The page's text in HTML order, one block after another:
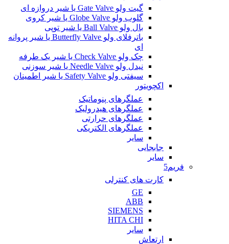
گیت ولو Gate Valve یا شیر دروازه ای
گلوب ولو Globe Valve یا شیر کروی
بال ولو Ball Valve یا شیر توپی
باترفلای ولو Butterfly Valve یا شیر پروانه
ای
چک ولو Check Valve یا شیر یک طرفه
نیدل ولو Needle Valve یا شیر سوزنی
سیفتی ولو Safety Valve یا شیر اطمینان
اکچویتور
عملگرهای پنوماتیک
عملگرهای هیدرولیک
عملگرهای حرارتی
عملگرهای الکتریکی
سایر
جابجایی
سایر
فریم5
کارت های کنترلی
GE
ABB
SIEMENS
HITA CHI
سایر
ارتعاش